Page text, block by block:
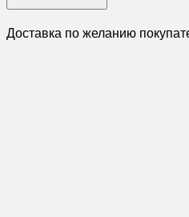
Доставка по желанию